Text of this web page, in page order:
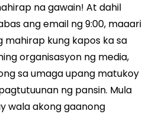
na gawain! At dahil
ang email ng 9:00, maaari
mahirap kung kapos ka sa
organisasyon ng media,
sa umaga upang matukoy
ng pansin. Mula
wala akong gaanong